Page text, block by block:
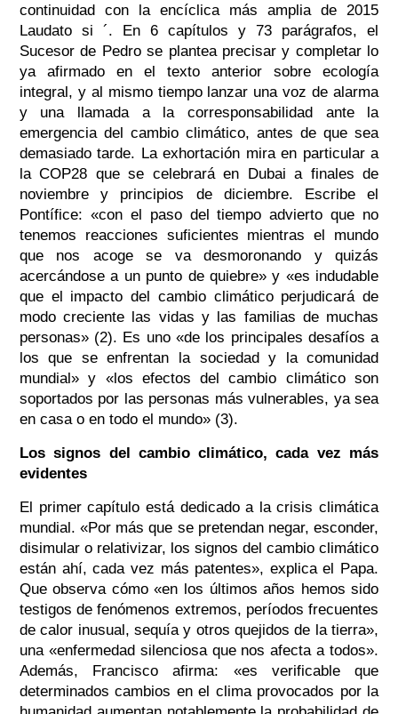
continuidad con la encíclica más amplia de 2015
Laudato si ´. En 6 capítulos y 73 parágrafos, el
Sucesor de Pedro se plantea precisar y completar lo
ya afirmado en el texto anterior sobre ecología
integral, y al mismo tiempo lanzar una voz de alarma
y una llamada a la corresponsabilidad ante la
emergencia del cambio climático, antes de que sea
demasiado tarde. La exhortación mira en particular a
la COP28 que se celebrará en Dubai a finales de
noviembre y principios de diciembre. Escribe el
Pontífice: «con el paso del tiempo advierto que no
tenemos reacciones suficientes mientras el mundo
que nos acoge se va desmoronando y quizás
acercándose a un punto de quiebre» y «es indudable
que el impacto del cambio climático perjudicará de
modo creciente las vidas y las familias de muchas
personas» (2). Es uno «de los principales desafíos a
los que se enfrentan la sociedad y la comunidad
mundial» y «los efectos del cambio climático son
soportados por las personas más vulnerables, ya sea
en casa o en todo el mundo» (3).
Los signos del cambio climático, cada vez más
evidentes
El primer capítulo está dedicado a la crisis climática
mundial. «Por más que se pretendan negar, esconder,
disimular o relativizar, los signos del cambio climático
están ahí, cada vez más patentes», explica el Papa.
Que observa cómo «en los últimos años hemos sido
testigos de fenómenos extremos, períodos frecuentes
de calor inusual, sequía y otros quejidos de la tierra»,
una «enfermedad silenciosa que nos afecta a todos».
Además, Francisco afirma: «es verificable que
determinados cambios en el clima provocados por la